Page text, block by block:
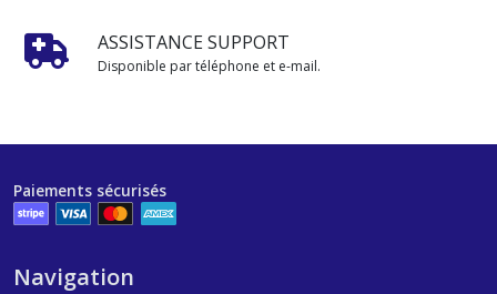
ASSISTANCE SUPPORT
Disponible par téléphone et e-mail.
Paiements sécurisés
Navigation